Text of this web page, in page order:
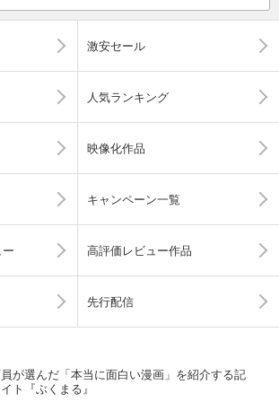
激安セール
人気ランキング
映像化作品
キャンペーン一覧
高評価レビュー作品
先行配信
が選んだ「本当に面白い漫画」を紹介する記
ト『ぶくまる』